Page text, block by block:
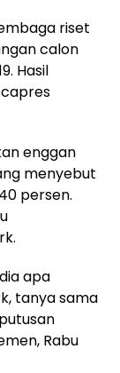
riset
calon
Hasil
enggan
menyebut
persen.
apa
tanya sama
Rabu